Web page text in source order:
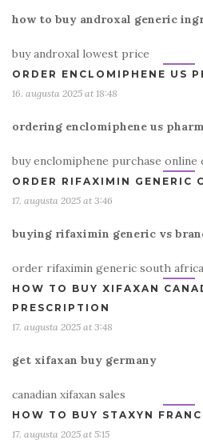
how to buy androxal generic
buy androxal lowest price
ORDER ENCLOMIPHENE US
16. augusta 2025 at 18:48
ordering enclomiphene us
buy enclomiphene purchase online
ORDER RIFAXIMIN GENERIC
17. augusta 2025 at 3:46
buying rifaximin generic vs
order rifaximin generic south africa
HOW TO BUY XIFAXAN
PRESCRIPTION
17. augusta 2025 at 3:48
get xifaxan buy germany
canadian xifaxan sales
HOW TO BUY STAXYN
17. augusta 2025 at 5:15